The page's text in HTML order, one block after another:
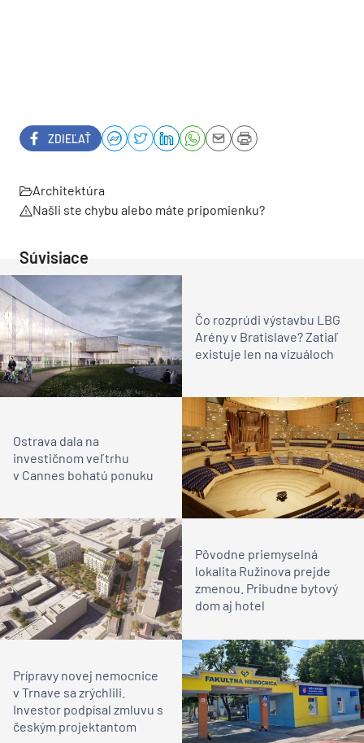
ZDIEĽAŤ
Architektúra
Našli ste chybu alebo máte pripomienku?
Súvisiace
Čo rozprúdi výstavbu LBG
Arény v Bratislave? Zatiaľ
existuje len na vizuáloch
Ostrava dala na
investičnom veľtrhu
v Cannes bohatú ponuku
Pôvodne priemyselná
lokalita Ružinova prejde
zmenou. Pribudne bytový
dom aj hotel
Prípravy novej nemocnice
v Trnave sa zrýchlili.
Investor podpísal zmluvu s
českým projektantom